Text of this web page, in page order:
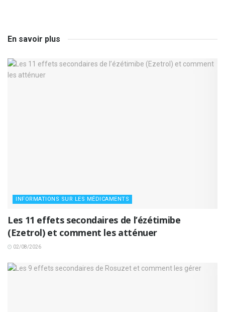
En savoir plus
INFORMATIONS SUR LES MÉDICAMENTS
Les 11 effets secondaires de l’ézétimibe
(Ezetrol) et comment les atténuer
02/08/2026